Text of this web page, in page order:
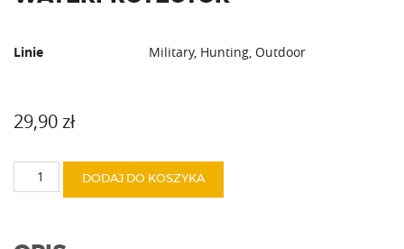
Linie Military, Hunting, Outdoor
29,90zł
ilość
WaterProtectorDODAJ DO KOSZYKA